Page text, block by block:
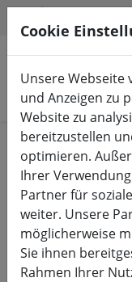
Produkte suchen
Start
Sirius
Cookie
Unsere Webseite
und Anzeigen zu
Website zu
bereitzustellen
optimieren.
Ihrer
Partner für
weiter. Unsere
möglicherweise
Sie ihnen
Rahmen Ihrer